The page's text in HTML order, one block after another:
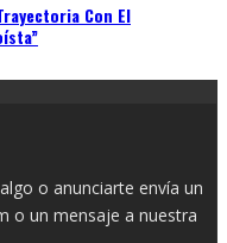
Con El
o anunciarte envía un
o un mensaje a nuestra